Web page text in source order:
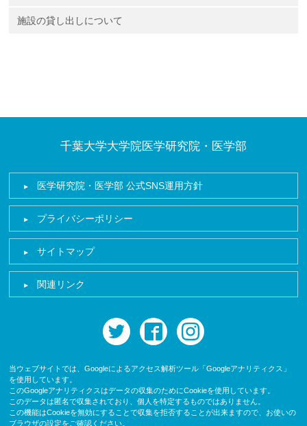
施設の貸し出しについて
千葉大学大学院医学研究院・医学部
医学研究院・医学部 公式SNS運用方針
プライバシーポリシー
サイトマップ
関連リンク
twitter facebook
当ウェブサイトでは、Googleによるアクセス解析ツール「Googleアナリティクス」
を使用しています。
このGoogleアナリティクスはデータの収集のためにCookieを使用しています。
このデータは匿名で収集されており、個人を特定するものではありません。
この機能はCookieを無効にすることで収集を拒否することが出来ますので、お使いの
ブラウザの設定をご確認ください。